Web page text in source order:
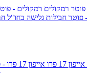
פוטר רמקולים רמקולים -
פוטר חבילות גלישה בחו"ל
אייפון 17 פרו אייפון 17 פרו - פוטר